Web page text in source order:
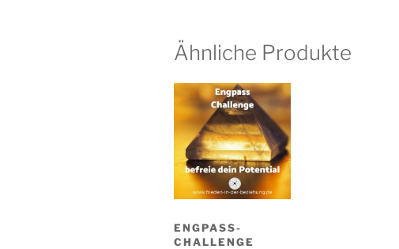
Ähnliche Produkte
ENGPASS-
CHALLENGE